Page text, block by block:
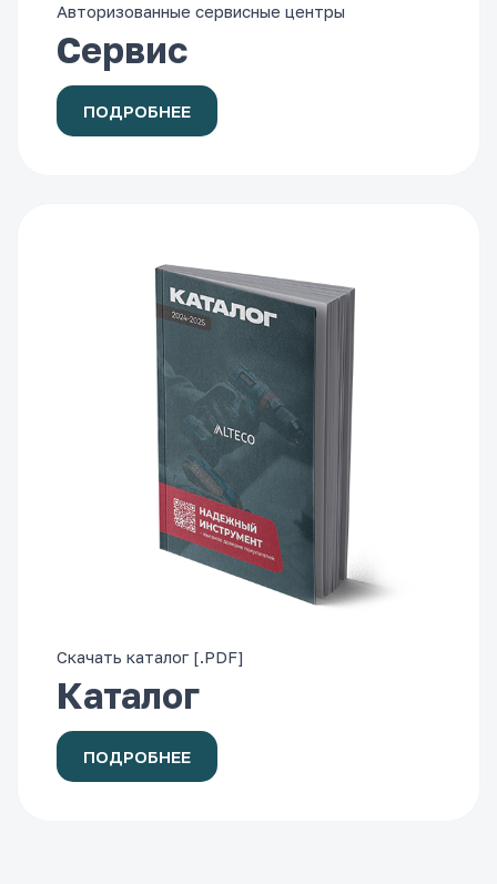
Авторизованные сервисные центры
Сервис
ПОДРОБНЕЕ
Скачать каталог [.PDF]
Каталог
ПОДРОБНЕЕ